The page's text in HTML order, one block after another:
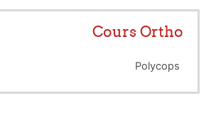
Cours Ortho
Polycops